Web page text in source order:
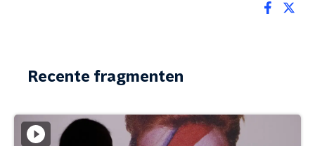
Recente fragmenten